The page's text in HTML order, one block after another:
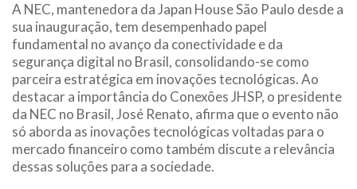
A NEC, mantenedora da Japan House São Paulo desde a
sua inauguração, tem desempenhado papel
fundamental no avanço da conectividade e da
segurança digital no Brasil, consolidando-se como
parceira estratégica em inovações tecnológicas. Ao
destacar a importância do Conexões JHSP, o presidente
da NEC no Brasil, José Renato, afirma que o evento não
só aborda as inovações tecnológicas voltadas para o
mercado financeiro como também discute a relevância
dessas soluções para a sociedade.